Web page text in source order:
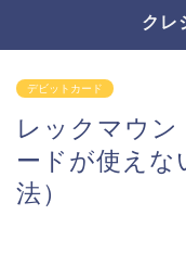
クレ
デビットカード
レックマウ
ードが使えな
法）